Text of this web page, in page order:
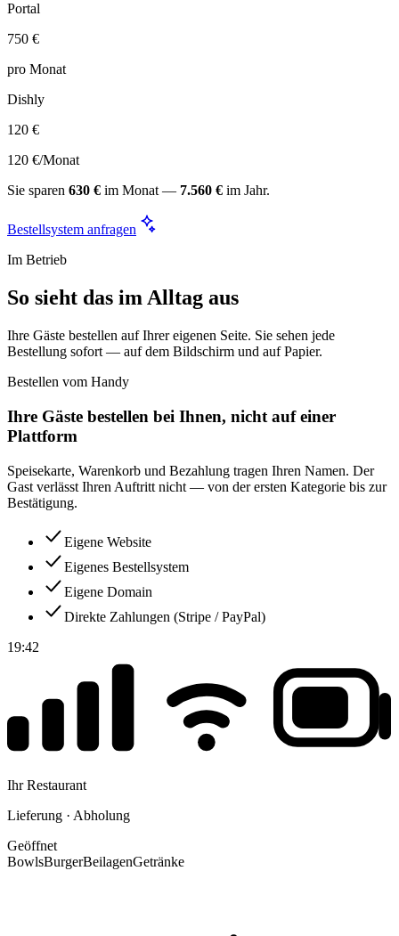
Portal
750 €
pro Monat
Dishly
120 €
120 €/Monat
Sie sparen 630 € im Monat — 7.560 € im Jahr.
Bestellsystem anfragen
Im Betrieb
So sieht das im Alltag aus
Ihre Gäste bestellen auf Ihrer eigenen Seite. Sie sehen jede
Bestellung sofort — auf dem Bildschirm und auf Papier.
Bestellen vom Handy
Ihre Gäste bestellen bei Ihnen, nicht auf einer
Plattform
Speisekarte, Warenkorb und Bezahlung tragen Ihren Namen. Der
Gast verlässt Ihren Auftritt nicht — von der ersten Kategorie bis zur
Bestätigung.
Eigene Website
Eigenes Bestellsystem
Eigene Domain
Direkte Zahlungen (Stripe / PayPal)
19:42
Ihr Restaurant
Lieferung · Abholung
Geöffnet
BowlsBurgerBeilagenGetränke